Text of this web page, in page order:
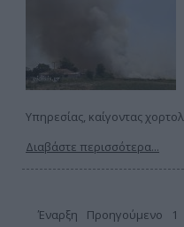
Υπηρεσίας, καίγοντας
Διαβάστε περισσότερα...
Έναρξη Προηγούμενο 1